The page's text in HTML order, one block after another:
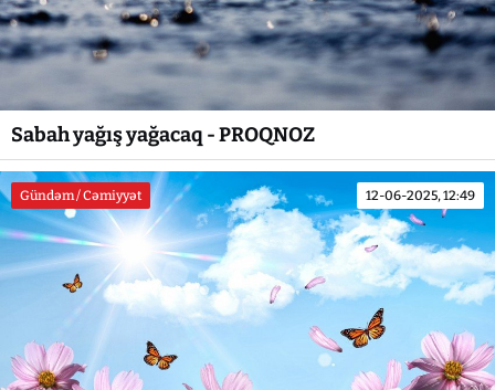
Sabah yağış yağacaq - PROQNOZ
Gündəm / Cəmiyyət 12-06-2025, 12:49